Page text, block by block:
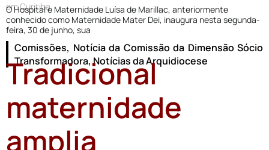
em Curitiba
O Hospital e Maternidade Luísa de Marillac, anteriormente
conhecido como Maternidade Mater Dei, inaugura nesta segunda-
feira, 30 de junho, sua
Comissões, Notícia da Comissão da Dimensão Sócio
Transformadora,Notícias da Arquidiocese
Tradicional
maternidade
amplia